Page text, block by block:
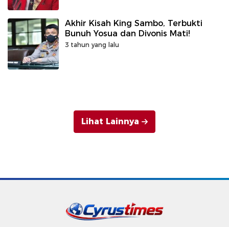
Akhir Kisah King Sambo, Terbukti
Bunuh Yosua dan Divonis Mati!
3 tahun yang lalu
Lihat Lainnya